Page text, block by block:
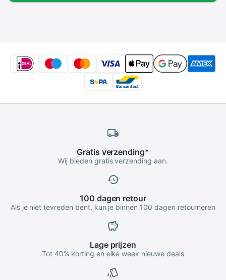
Gratis verzending*
Wij bieden gratis verzending aan.
100 dagen retour
Als je niet tevreden bent, kun je binnen 100 dagen retourneren
Lageprijzen
Tot 40% korting en elke week nieuwe deals